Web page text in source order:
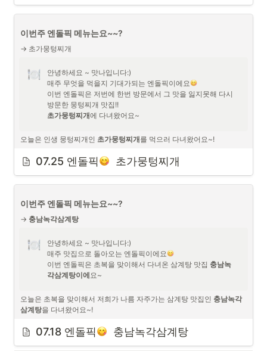
이번주 엔돌픽 메뉴는요~~?
→ 초가뭉텅찌개
안녕하세요 ~ 맛나입니다:)
매주 무엇을 먹을지 기대가되는 엔돌픽이에요
이번 엔돌픽은 저번에 한번 방문에서 그 맛을 잃지못해 다시
초가뭉텅찌개에 다녀왔어요~
오늘은 인생 뭉텅찌개인 초가뭉텅찌개를 먹으러 다녀왔어요~!
예약이 따로 안되서 서둘러 갔어요~
일찍 갔는데도 자리가 없어서 조금 기다렸답니다!
07.25 엔돌픽
  초가뭉텅찌개
이번주 엔돌픽 메뉴는요~~?
→ 충남녹각삼계탕
안녕하세요 ~ 맛나입니다:)
매주 맛집으로 돌아오는 엔돌픽이에요
이번 엔돌픽은 초복을 맞이해서 다녀온 삼계탕 맛집 충남녹
각삼계탕이에요~
오늘은 초복을 맞이해서 저희가 나름 자주가는 삼계탕 맛집인 충남녹각
삼계탕을 다녀왔어요~!
항상 예약을 하고 가는 편이라 예약하고 방문했답니다.
07.18 엔돌픽
  충남녹각삼계탕